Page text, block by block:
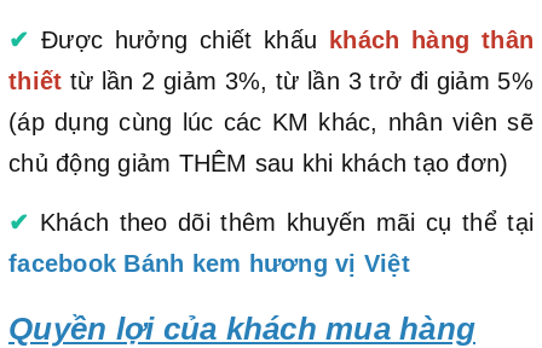
✔ Được hưởng chiết khấu khách hàng thân
thiết từ lần 2 giảm 3%, từ lần 3 trở đi giảm 5%
(áp dụng cùng lúc các KM khác, nhân viên sẽ
chủ động giảm THÊM sau khi khách tạo đơn)
✔ Khách theo dõi thêm khuyến mãi cụ thể tại
facebook Bánh kem hương vị Việt
Quyền lợi của khách mua hàng